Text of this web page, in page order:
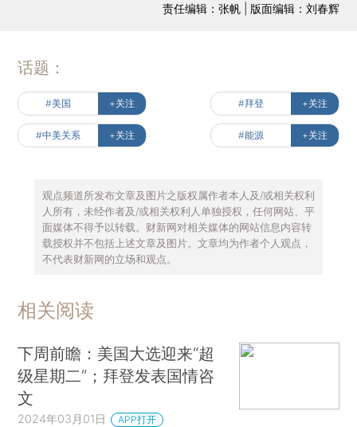
责任编辑：张帆 | 版面编辑：刘春辉
话题：
#美国 +关注 #拜登 +关注
#中美关系 +关注 #能源 +关注
观点频道所发布文章及图片之版权属作者本人及/或相关权利
人所有，未经作者及/或相关权利人单独授权，任何网站、平
面媒体不得予以转载。财新网对相关媒体的网站信息内容转
载授权并不包括上述文章及图片。文章均为作者个人观点，
不代表财新网的立场和观点。
相关阅读
下周前瞻：美国大选迎来“超
级星期二”；拜登发表国情咨
文
2024年03月01日 APP打开